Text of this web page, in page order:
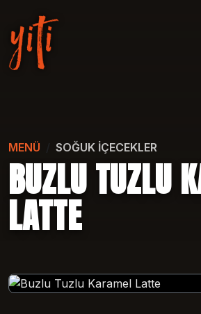
MENÜ SOĞUK İÇECEKLER
BUZLU TUZLU
LATTE